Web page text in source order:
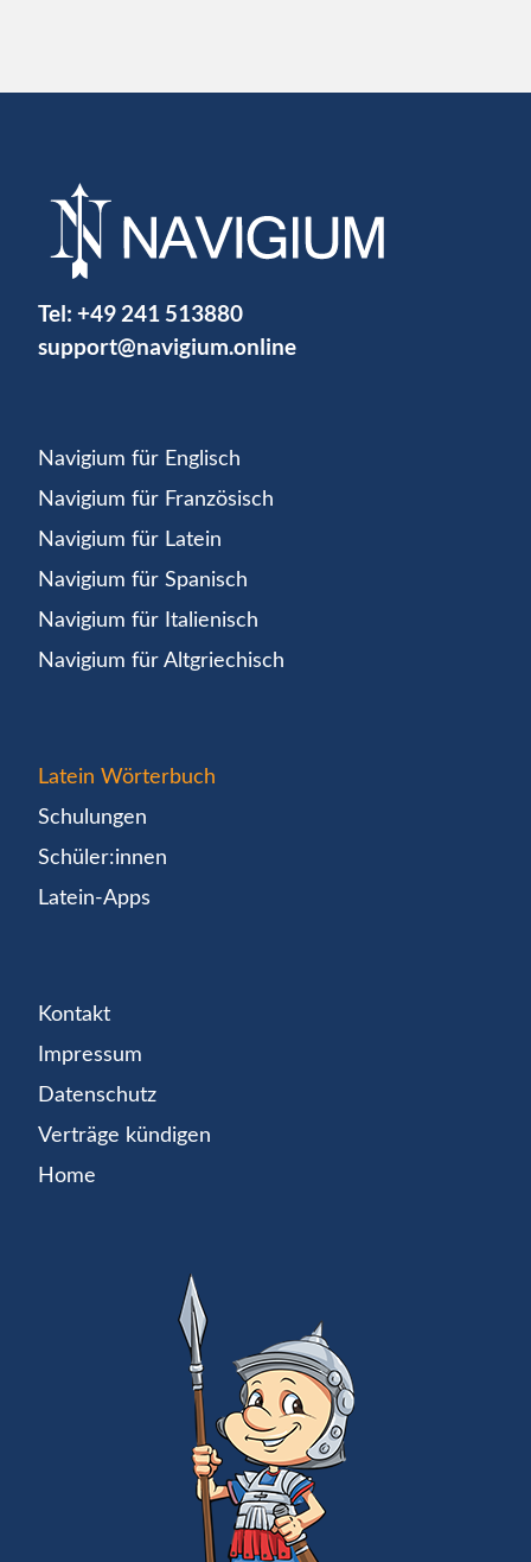
Tel: +49 241 513880
support@navigium.online
Navigium für Englisch
Navigium für Französisch
Navigium für Latein
Navigium für Spanisch
Navigium für Italienisch
Navigium für Altgriechisch
Latein Wörterbuch
Schulungen
Schüler:innen
Latein-Apps
Kontakt
Impressum
Datenschutz
Verträge kündigen
Home